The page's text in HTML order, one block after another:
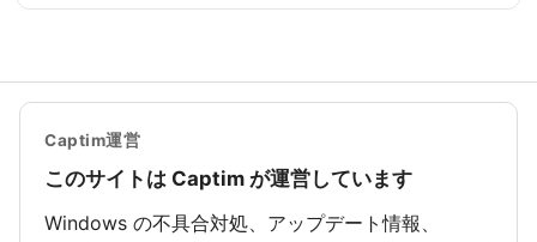
Captim運営
このサイトは Captim が運営しています
Windows の不具合対処、アップデート情報、